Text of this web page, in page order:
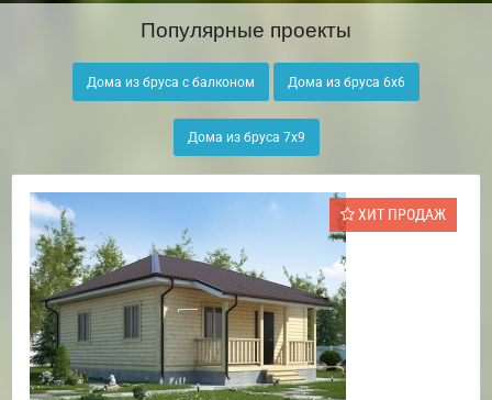
Популярные проекты
Дома из бруса с балконом Дома из бруса 6х6
Дома из бруса 7х9
ХИТ ПРОДАЖ